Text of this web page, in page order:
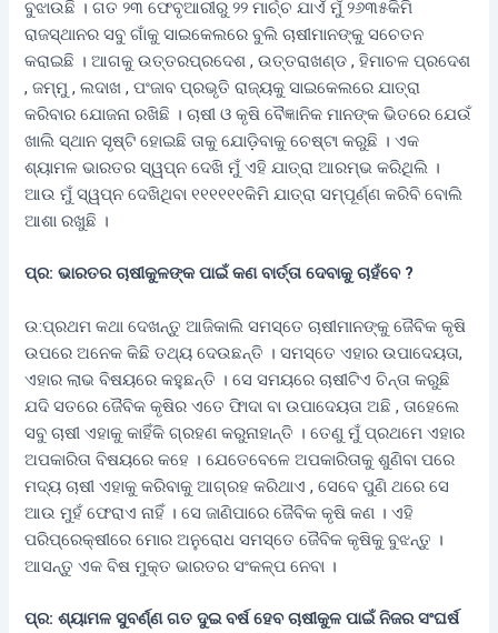
ବୁଝାଉଛି । ଗତ ୨୩ ଫେବୃଆରୀରୁ ୨୨ ମାର୍ଚ୍ଚ ଯାଏଁ ମୁଁ ୨୬୩୫କିମି
ରାଜସ୍ଥାନର ସବୁ ଗାଁକୁ ସାଇକେଲରେ ବୁଲି ଚାଷୀମାନଙ୍କୁ ସଚେତନ
କରାଇଛି । ଆଗକୁ ଉତ୍ତରପ୍ରଦେଶ , ଉତ୍ତରାଖଣ୍ଡ , ହିମାଚଳ ପ୍ରଦେଶ
, ଜମ୍ମୁ , ଲଦାଖ , ପଂଜାବ ପ୍ରଭୃତି ରାଜ୍ୟକୁ ସାଇକେଲରେ ଯାତ୍ରା
କରିବାର ଯୋଜନା ରଖିଛି । ଚାଷୀ ଓ କୃଷି ବୈଜ୍ଞାନିକ ମାନଙ୍କ ଭିତରେ ଯେଉଁ
ଖାଲି ସ୍ଥାନ ସୃଷ୍ଟି ହୋଇଛି ତାକୁ ଯୋଡ଼ିବାକୁ ଚେଷ୍ଟା କରୁଛି । ଏକ
ଶ୍ୟାମଳ ଭାରତର ସ୍ୱପ୍ନ ଦେଖି ମୁଁ ଏହି ଯାତ୍ରା ଆରମ୍ଭ କରିଥିଲି ।
ଆଉ ମୁଁ ସ୍ୱପ୍ନ ଦେଖିଥିବା ୧୧୧୧୧୧କିମି ଯାତ୍ରା ସମ୍ପୂର୍ଣ୍ଣ କରିବି ବୋଲି
ଆଶା ରଖୁଛି ।
ପ୍ର: ଭାରତର ଚାଷୀକୁଳଙ୍କ ପାଇଁ କଣ ବାର୍ତ୍ତା ଦେବାକୁ ଚାହଁବେ ?
ଉ:ପ୍ରଥମ କଥା ଦେଖନ୍ତୁ ଆଜିକାଲି ସମସ୍ତେ ଚାଷୀମାନଙ୍କୁ ଜୈବିକ କୃଷି
ଉପରେ ଅନେକ କିଛି ତଥ୍ୟ ଦେଉଛନ୍ତି । ସମସ୍ତେ ଏହାର ଉପାଦେୟତା,
ଏହାର ଲାଭ ବିଷୟରେ କହୁଛନ୍ତି । ସେ ସମୟରେ ଚାଷୀଟିଏ ଚିନ୍ତା କରୁଛି
ଯଦି ସତରେ ଜୈବିକ କୃଷିର ଏତେ ଫାିଦା ବା ଉପାଦେୟତା ଅଛି , ତାହେଲେ
ସବୁ ଚାଷୀ ଏହାକୁ କାହିଁକି ଗ୍ରହଣ କରୁନାହାନ୍ତି । ତେଣୁ ମୁଁ ପ୍ରଥମେ ଏହାର
ଅପକାରିତା ବିଷୟରେ କହେ । ଯେତେବେଳେ ଅପକାରିତାକୁ ଶୁଣିବା ପରେ
ମଦ୍ୟ ଚାଷୀ ଏହାକୁ କରିବାକୁ ଆଗ୍ରହ କରିଥାଏ , ସେବେ ପୁଣି ଥରେ ସେ
ଆଉ ମୁହଁ ଫେରାଏ ନାହିଁ । ସେ ଜାଣିପାରେ ଜୈବିକ କୃଷି କଣ । ଏହି
ପରିପ୍ରେକ୍ଷୀରେ ମୋର ଅନୁରୋଧ ସମସ୍ତେ ଜୈବିକ କୃଷିକୁ ବୁଝନ୍ତୁ ।
ଆସନ୍ତୁ ଏକ ବିଷ ମୁକ୍ତ ଭାରତର ସଂକଳ୍ପ ନେବା ।
ପ୍ର: ଶ୍ୟାମଳ ସୁବର୍ଣ୍ଣ ଗତ ଦୁଇ ବର୍ଷ ହେବ ଚାଷୀକୁଳ ପାଇଁ ନିଜର ସଂଘର୍ଷ